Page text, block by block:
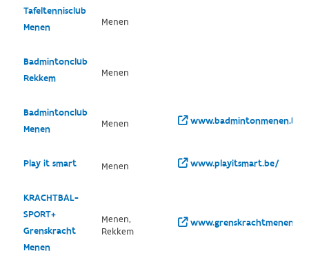
Tafeltennisclub
Menen
Menen
Badmintonclub
Rekkem
Menen
Badmintonclub
Menen
Menen www.badmintonmenen.be/
Play it smart Menen www.playitsmart.be/
KRACHTBAL-
SPORT+
Grenskracht
Menen
Menen,
Rekkem